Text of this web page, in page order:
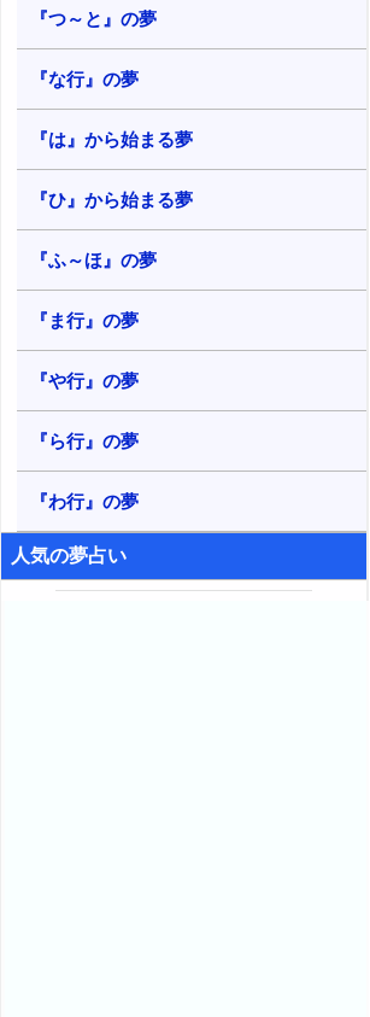
『つ～と』の夢
『な行』の夢
『は』から始まる夢
『ひ』から始まる夢
『ふ～ほ』の夢
『ま行』の夢
『や行』の夢
『ら行』の夢
『わ行』の夢
人気の夢占い